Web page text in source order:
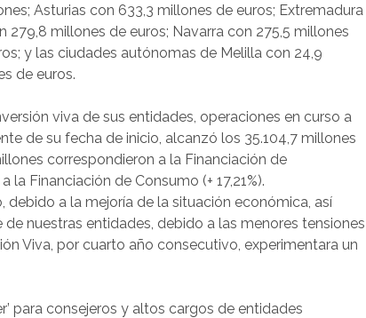
Asturias con 633,3 millones de euros; Extremadura
millones de euros; Navarra con 275,5 millones
y las ciudades autónomas de Melilla con 24,9
de euros.
viva de sus entidades, operaciones en curso a
de su fecha de inicio, alcanzó los 35.104,7 millones
correspondieron a la Financiación de
la Financiación de Consumo (+ 17,21%).
a la mejoría de la situación económica, así
nuestras entidades, debido a las menores tensiones
Viva, por cuarto año consecutivo, experimentara un
para consejeros y altos cargos de entidades